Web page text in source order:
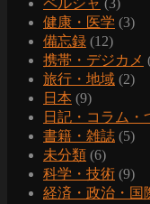
健康・医学 (3)
備忘録 (12)
携帯・デジカメ
旅行・地域 (2)
日本 (9)
日記・コラム・
書籍・雑誌 (5)
未分類 (6)
科学・技術 (9)
経済・政治・国